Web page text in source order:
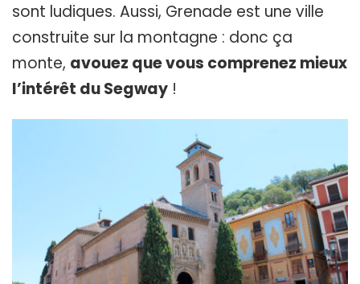
sont ludiques. Aussi, Grenade est une ville
construite sur la montagne : donc ça
monte, avouez que vous comprenez mieux
l’intérêt du Segway !